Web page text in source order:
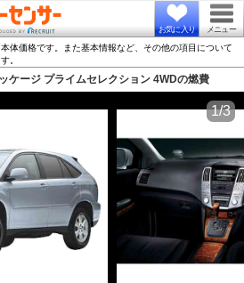
お気に入り メニュー
体価格です。また基本情報など、その他の項目について
。
ケージ プライムセレクション 4WDの燃費
1/3